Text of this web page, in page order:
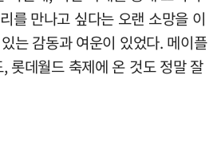
를 만나고 싶다는 오랜 소망을 이
는 감동과 여운이 있었다. 메이플
롯데월드 축제에 온 것도 정말 잘